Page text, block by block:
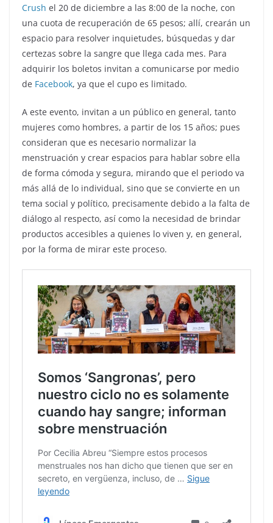
Crush el 20 de diciembre a las 8:00 de la noche, con
una cuota de recuperación de 65 pesos; allí, crearán un
espacio para resolver inquietudes, búsquedas y dar
certezas sobre la sangre que llega cada mes. Para
adquirir los boletos invitan a comunicarse por medio
de Facebook, ya que el cupo es limitado.
A este evento, invitan a un público en general, tanto
mujeres como hombres, a partir de los 15 años; pues
consideran que es necesario normalizar la
menstruación y crear espacios para hablar sobre ella
de forma cómoda y segura, mirando que el periodo va
más allá de lo individual, sino que se convierte en un
tema social y político, precisamente debido a la falta de
diálogo al respecto, así como la necesidad de brindar
productos accesibles a quienes lo viven y, en general,
por la forma de mirar este proceso.